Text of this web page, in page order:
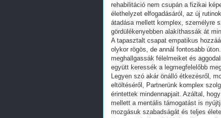
rehabilitáció nem csupán a fizikai
élethelyzet elfogadásáról, az új
átadása mellett komplex, személyre
gördülékenyebben alakíthassák át
A tapasztalt csapat empatikus
olykor rögös, de annál fontosabb
meghallgassák félelmeiket és
együtt keressék a legmegfelelőbb
Legyen szó akár önálló étkezésről,
eltöltéséről, Partnerünk komplex
érintettek mindennapjait. Azáltal,
mellett a mentális támogatást is
mozgásuk szabadságát és teljes